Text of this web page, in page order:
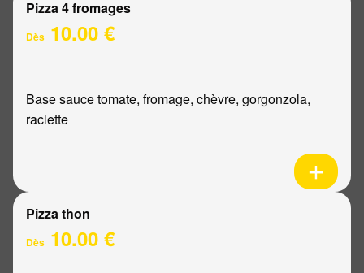
Pizza 4 fromages
Dès 10.00 €
Base sauce tomate, fromage, chèvre, gorgonzola,
raclette
Pizza thon
Dès 10.00 €